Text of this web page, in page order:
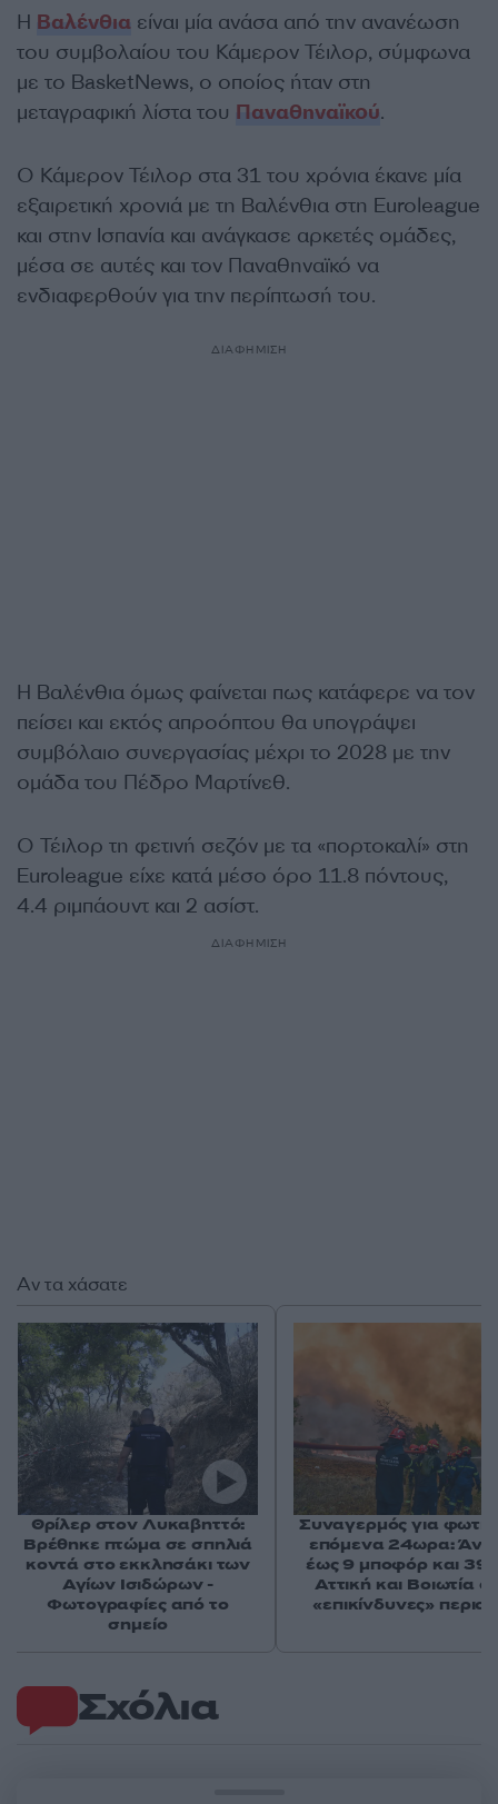
Η Βαλένθια είναι μία ανάσα από την ανανέωση
του συμβολαίου του Κάμερον Τέιλορ, σύμφωνα
με το BasketNews, ο οποίος ήταν στη
μεταγραφική λίστα του Παναθηναϊκού.
Ο Κάμερον Τέιλορ στα 31 του χρόνια έκανε μία
εξαιρετική χρονιά με τη Βαλένθια στη Euroleague
και στην Ισπανία και ανάγκασε αρκετές ομάδες,
μέσα σε αυτές και τον Παναθηναϊκό να
ενδιαφερθούν για την περίπτωσή του.
ΔΙΑΦΗΜΙΣΗ
Η Βαλένθια όμως φαίνεται πως κατάφερε να τον
πείσει και εκτός απροόπτου θα υπογράψει
συμβόλαιο συνεργασίας μέχρι το 2028 με την
ομάδα του Πέδρο Μαρτίνεθ.
Ο Τέιλορ τη φετινή σεζόν με τα «πορτοκαλί» στη
Euroleague είχε κατά μέσο όρο 11.8 πόντους,
4.4 ριμπάουντ και 2 ασίστ.
ΔΙΑΦΗΜΙΣΗ
Σχόλια
Αν τα χάσατε
Θρίλερ στον Λυκαβηττό:
Βρέθηκε πτώμα σε σπηλιά
κοντά στο εκκλησάκι των
Αγίων Ισιδώρων -
Φωτογραφίες από το
σημείο
Συναγερμός για
επόμενα 24ωρα:
έως 9 μποφόρ και
Αττική και Βοιωτία
«επικίνδυνες»